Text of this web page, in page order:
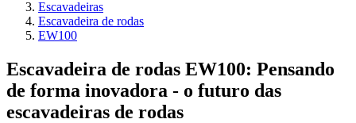
Escavadeiras
Escavadeira de rodas
EW100
Escavadeira de rodas EW100: Pensando
de forma inovadora - o futuro das
escavadeiras de rodas